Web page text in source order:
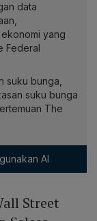
data
yang
Federal
suku bunga,
suku bunga
The
AI
Street